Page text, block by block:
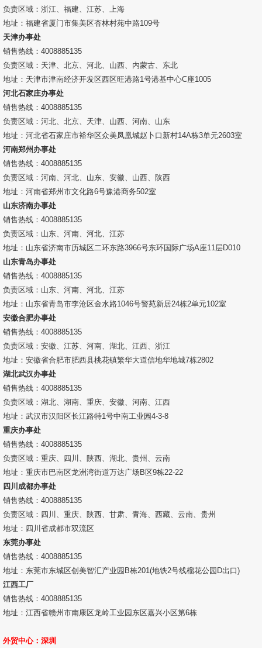
负责区域：浙江、福建、江苏、上海
地址：福建省厦门市集美区杏林村苑中路109号
天津办事处
销售热线：4008885135
负责区域：天津、北京、河北、山西、内蒙古、东北
地址：天津市津南经济开发区西区旺港路1号港基中心C座1005
河北石家庄办事处
销售热线：4008885135
负责区域：河北、北京、天津、山西、河南、山东
地址：河北省石家庄市裕华区众美凤凰城赵卜口新村14A栋3单元2603室
河南郑州办事处
销售热线：4008885135
负责区域：河南、河北、山东、安徽、山西、陕西
地址：河南省郑州市文化路6号豫港商务502室
山东济南办事处
销售热线：4008885135
负责区域：山东、河南、河北、江苏
地址：山东省济南市历城区二环东路3966号东环国际广场A座11层D010
山东青岛办事处
销售热线：4008885135
负责区域：山东、河南、河北、江苏
地址：山东省青岛市李沧区金水路1046号警苑新居24栋2单元102室
安徽合肥办事处
销售热线：4008885135
负责区域：安徽、江苏、河南、湖北、江西、浙江
地址：安徽省合肥市肥西县桃花镇繁华大道信地华地城7栋2802
湖北武汉办事处
销售热线：4008885135
负责区域：湖北、湖南、重庆、安徽、河南、江西
地址：武汉市汉阳区长江路特1号中南工业园4-3-8
重庆办事处
销售热线：4008885135
负责区域：重庆、四川、陕西、湖北、贵州、云南
地址：重庆市巴南区龙洲湾街道万达广场B区9栋22-22
四川成都办事处
销售热线：4008885135
负责区域：四川、重庆、陕西、甘肃、青海、西藏、云南、贵州
地址：四川省成都市双流区
东莞办事处
销售热线：4008885135
地址：东莞市东城区创美智汇产业园B栋201(地铁2号线榴花公园D出口)
江西工厂
销售热线：4008885135
地址：江西省赣州市南康区龙岭工业园东区嘉兴小区第6栋
外贸中心：深圳